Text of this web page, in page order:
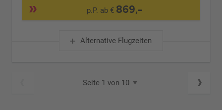
p.P. ab € 869,-
Alternative Flugzeiten
Seite 1 von 10